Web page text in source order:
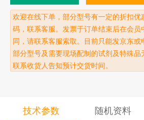
欢迎在线下单，部分型号有一定的折扣
码，联系客服。发票于订单结束后在会员
同，请联系客服索取。目前只能发京东或
部分型号及需要现场配制的试剂及特殊
联系收货人告知预计交货时间。
技术参数 随机资料